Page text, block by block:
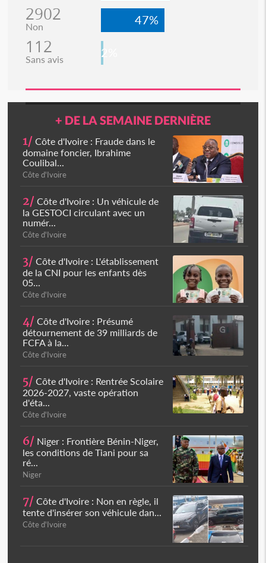
2902
Non 47%
112
Sans avis 2%
+ DE LA SEMAINE DERNIÈRE
1/ Côte d'Ivoire : Fraude dans le
domaine foncier, Ibrahime
Coulibal...
Côte d'Ivoire
2/ Côte d'Ivoire : Un véhicule de
la GESTOCI circulant avec un
numér...
Côte d'Ivoire
3/ Côte d'Ivoire : L'établissement
de la CNI pour les enfants dès
05...
Côte d'Ivoire
4/ Côte d'Ivoire : Présumé
détournement de 39 milliards de
FCFA à la...
Côte d'Ivoire
5/ Côte d'Ivoire : Rentrée Scolaire
2026-2027, vaste opération
d'éta...
Côte d'Ivoire
6/ Niger : Frontière Bénin-Niger,
les conditions de Tiani pour sa
ré...
Niger
7/ Côte d'Ivoire : Non en règle, il
tente d'insérer son véhicule dan...
Côte d'Ivoire